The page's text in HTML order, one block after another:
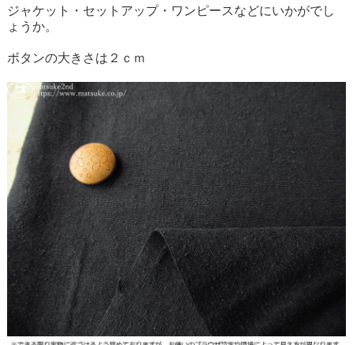
ジャケット・セットアップ・ワンピースなどにいかがでし
ょうか。
ボタンの大きさは２ｃｍ